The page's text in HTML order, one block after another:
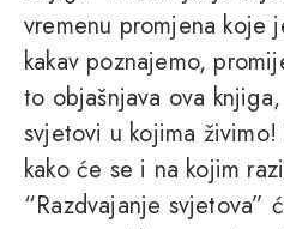
vremenu promjena koje
kakav poznajemo,
to objašnjava ova
svjetovi u kojima
kako će se i na kojim
“Razdvajanje svjetova”